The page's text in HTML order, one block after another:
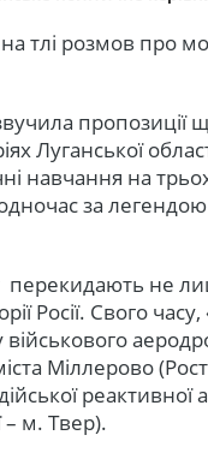
на тлі розмов про
Луганської
навчання на
за
перекидають не
Росії. Свого
Міллерово
– м. Твер).